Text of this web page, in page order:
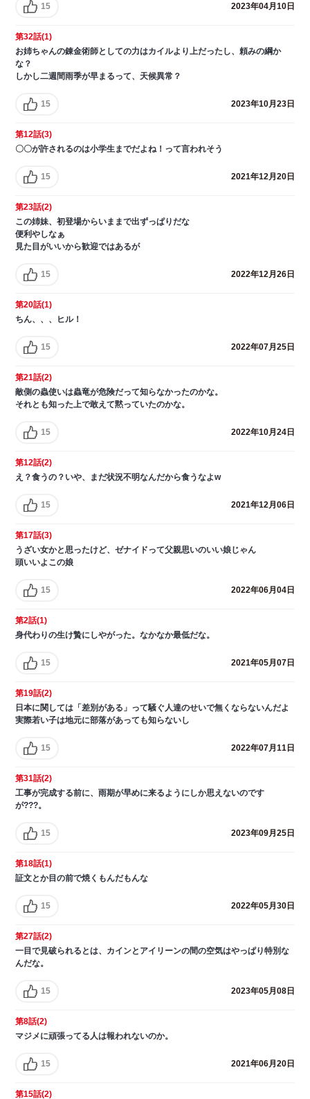
15 2023年04月10日
第32話(1)
お姉ちゃんの錬金術師としての力はカイルより上だったし、頼みの綱か
な？
しかし二週間雨季が早まるって、天候異常？
15 2023年10月23日
第12話(3)
〇〇が許されるのは小学生までだよね！って言われそう
15 2021年12月20日
第23話(2)
この姉妹、初登場からいままで出ずっぱりだな
便利やしなぁ
見た目がいいから歓迎ではあるが
15 2022年12月26日
第20話(1)
ちん、、、ヒル！
15 2022年07月25日
第21話(2)
敵側の蟲使いは蟲竜が危険だって知らなかったのかな。
それとも知った上で敢えて黙っていたのかな。
15 2022年10月24日
第12話(2)
え？食うの？いや、まだ状況不明なんだから食うなよw
15 2021年12月06日
第17話(3)
うざい女かと思ったけど、ゼナイドって父親思いのいい娘じゃん
頭いいよこの娘
15 2022年06月04日
第2話(1)
身代わりの生け贄にしやがった。なかなか最低だな。
15 2021年05月07日
第19話(2)
日本に関しては「差別がある」って騒ぐ人達のせいで無くならないんだよ
実際若い子は地元に部落があっても知らないし
15 2022年07月11日
第31話(2)
工事が完成する前に、雨期が早めに来るようにしか思えないのです
が???。
15 2023年09月25日
第18話(1)
証文とか目の前で焼くもんだもんな
15 2022年05月30日
第27話(2)
一目で見破られるとは、カインとアイリーンの間の空気はやっぱり特別な
んだな。
15 2023年05月08日
第8話(2)
マジメに頑張ってる人は報われないのか。
15 2021年06月20日
第15話(2)